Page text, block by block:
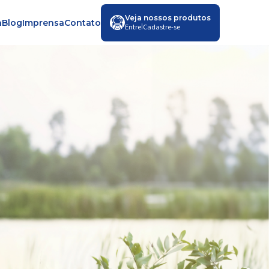
BlogImprensaContato Veja nossos produtos
Entre|Cadastre-se